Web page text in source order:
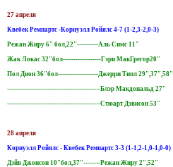
27 апреля
Квебек Ремпартс -Корнуэлл Ройялс 4-7 (1-2,3-2,0-3)
Режан Жиру 6" бол,22"----------Аль Симс 11"
Жак Локас 32"бол------------------Гэри МакГрегор20"
Пол Дион 36"бол-------------------Джерри Типл 29",37",58"
--------------------------------------------Блэр Макдональд 27"
--------------------------------------------Стюарт Дэвисон 53"
28 апреля
Корнуэлл Ройялс - Квебек Ремпартс 3-3 (1-1,2-1,0-1,0-0)
Дэйв Джонсон 10"бол,37"--------Режан Жиру 2",52"